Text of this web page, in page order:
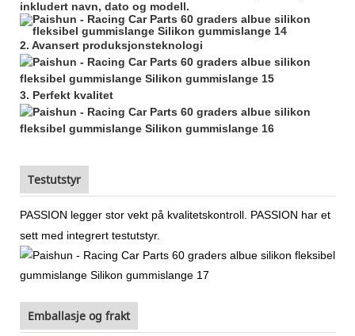
inkludert navn, dato og modell.
2. Avansert produksjonsteknologi
3. Perfekt kvalitet
Testutstyr
PASSION legger stor vekt på kvalitetskontroll. PASSION har et
sett med integrert testutstyr.
Emballasje og frakt